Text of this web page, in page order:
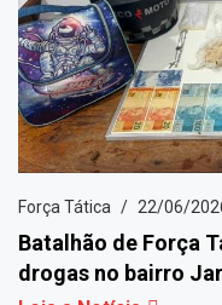
Força Tática 22/06/
Batalhão de Força
drogas no bairro